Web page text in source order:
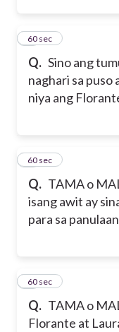
Q. Sino ang
naghari sa puso
niya ang
360 sec
Q. TAMA o
isang awit ay
para sa
460 sec
Q. TAMA o
Florante at
560 sec